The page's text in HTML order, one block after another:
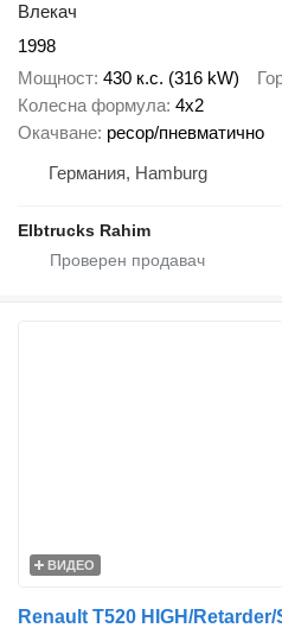
Влекач
1998
Мощност 430 к.с. (316 kW)
Колесна формула 4x2
Окачване ресор/пневматично
Германия, Hamburg
Elbtrucks Rahim
ВИДЕО
Renault T520 HIGH/